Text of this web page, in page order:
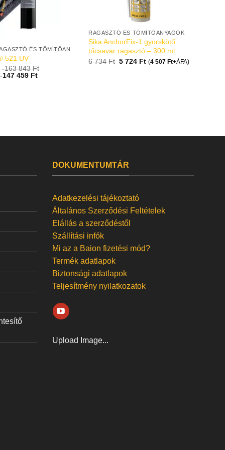
521 UV
-163 843Ft
-147 459 Ft
RAGASZTÓ ÉS TÖMÍTŐANYAGOK
Sika AnchorFix-1 gyorskötő
tőcsavar ragasztó – 300 ml
6 734Ft 5 724 Ft (4 507 Ft+ÁFA)
DOKUMENTUMTÁR
Adatkezelési tájékoztató
Általános Szerződési Feltételek
Elállás a szerződéstől
Szállítási infók
Mi az a Baion fizetési mód?
Termék adatlapok
Biztonsági adatlapok
Teljesítmény nyilatkozatok
Upload Image...